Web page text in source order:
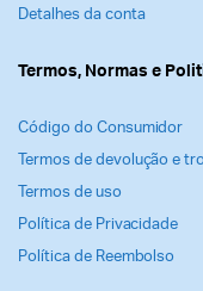
Detalhes da conta
Termos, Normas e
Código do Consumidor
Termos de devolução e
Termos de uso
Política de Privacidade
Política de Reembolso